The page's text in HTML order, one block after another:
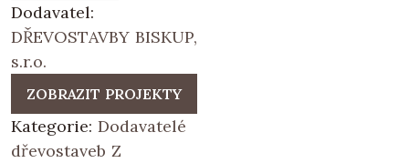
Dodavatel:
DŘEVOSTAVBY BISKUP,
s.r.o.
ZOBRAZIT PROJEKTY
Kategorie: Dodavatelé
dřevostaveb Z